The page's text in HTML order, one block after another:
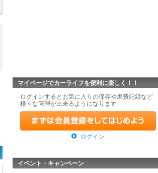
マイページでカーライフを便利に楽しく！！
ログインするとお気に入りの保存や燃費記録など
様々な管理が出来るようになります
ログイン
イベント・キャンペーン